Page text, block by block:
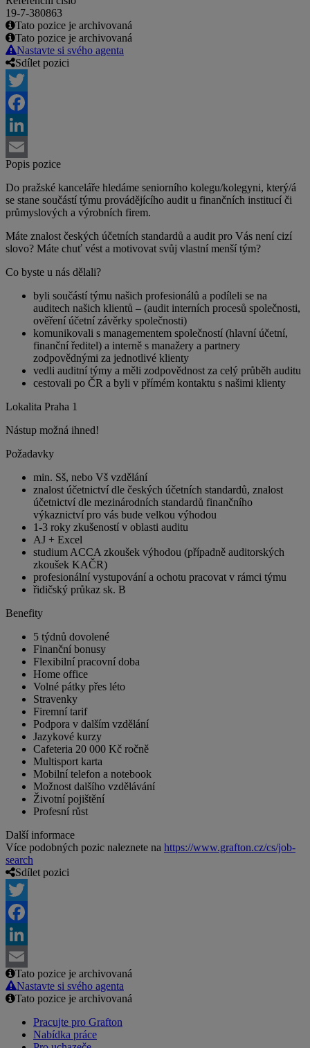
19-7-380863
Tato pozice je archivovaná
Tato pozice je archivovaná
Nastavte si svého agenta
Sdílet pozici
Twitter
Facebook
LinkedIn
Email
Popis pozice
Do pražské kanceláře hledáme seniorního kolegu/kolegyni, který/á
se stane součástí týmu provádějícího audit u finančních institucí či
průmyslových a výrobních firem.
Máte znalost českých účetních standardů a audit pro Vás není cizí
slovo? Máte chuť vést a motivovat svůj vlastní menší tým?
Co byste u nás dělali?
byli součástí týmu našich profesionálů a podíleli se na
auditech našich klientů – (audit interních procesů společnosti,
ověření účetní závěrky společnosti)
komunikovali s managementem společností (hlavní účetní,
finanční ředitel) a interně s manažery a partnery
zodpovědnými za jednotlivé klienty
vedli auditní týmy a měli zodpovědnost za celý průběh auditu
cestovali po ČR a byli v přímém kontaktu s našimi klienty
Lokalita Praha 1
Nástup možná ihned!
Požadavky
min. Sš, nebo Vš vzdělání
znalost účetnictví dle českých účetních standardů, znalost
účetnictví dle mezinárodních standardů finančního
výkaznictví pro vás bude velkou výhodou
1-3 roky zkušeností v oblasti auditu
AJ + Excel
studium ACCA zkoušek výhodou (případně auditorských
zkoušek KAČR)
profesionální vystupování a ochotu pracovat v rámci týmu
řidičský průkaz sk. B
Benefity
5 týdnů dovolené
Finanční bonusy
Flexibilní pracovní doba
Home office
Volné pátky přes léto
Stravenky
Firemní tarif
Podpora v dalším vzdělání
Jazykové kurzy
Cafeteria 20 000 Kč ročně
Multisport karta
Mobilní telefon a notebook
Možnost dalšího vzdělávání
Životní pojištění
Profesní růst
Další informace
Více podobných pozic naleznete na https://www.grafton.cz/cs/job-
search
Sdílet pozici
Twitter
Facebook
LinkedIn
Email
Tato pozice je archivovaná
Nastavte si svého agenta
Tato pozice je archivovaná
Pracujte pro Grafton
Nabídka práce